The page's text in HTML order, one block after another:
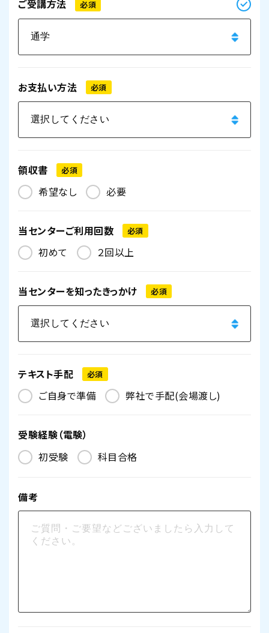
ご受講方法 必須
お支払い方法 必須
領収書 必須
希望なし 必要
当センターご利用回数 必須
初めて ２回以上
当センターを知ったきっかけ 必須
テキスト手配 必須
ご自身で準備 弊社で手配(会場渡し)
受験経験（電験）
初受験
科目合格
備考